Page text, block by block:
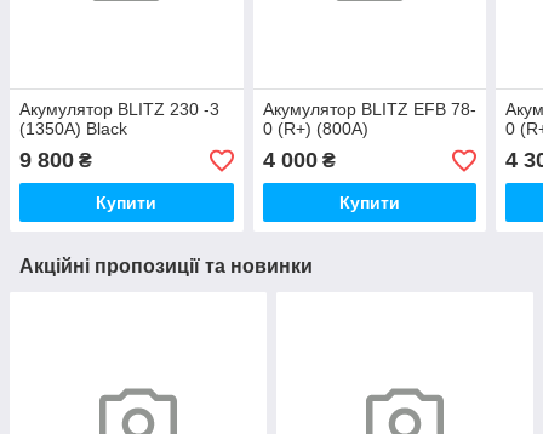
Акумулятор BLITZ 230 -3
(1350А) Black
9 800 ₴
Купити
Акумулятор BLITZ EFB 78-
0 (R+) (800А)
4 000₴
Купити
0
4
Акційні пропозиції та новинки